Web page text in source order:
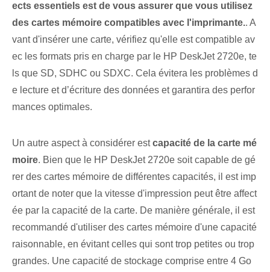
ects essentiels est de vous assurer que vous utilisez
des cartes mémoire compatibles avec l'imprimante.. A
vant d'insérer une carte, vérifiez qu'elle est compatible av
ec les formats pris en charge par le HP DeskJet 2720e, te
ls que SD, SDHC ou SDXC. Cela évitera les problèmes d
e lecture et d’écriture des données et garantira des perfor
mances optimales⁢.
Un autre aspect à considérer estcapacité de la carte mé
moire. Bien que le HP⁣ DeskJet ⁤2720e soit capable de gé
rer⁤ des cartes mémoire de différentes capacités, il est imp
ortant de noter que la vitesse d'impression peut⁣ être affect
ée par la capacité de la carte. De manière générale, il est
recommandé d'utiliser des cartes mémoire d'une capacité
raisonnable, en évitant celles qui sont trop petites ou trop
grandes. Une capacité de stockage comprise entre 4 Go